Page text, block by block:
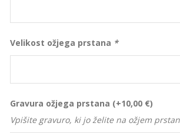
Velikost ožjega prstana *
Gravura ožjega prstana (+10,00 €)
Vpišite gravuro, ki jo želite na ožjem